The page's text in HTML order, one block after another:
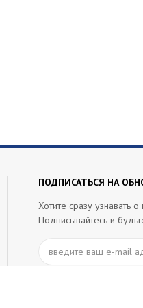
ПОДПИСАТЬСЯ НА
Хотите сразу узнавать
Подписывайтесь и